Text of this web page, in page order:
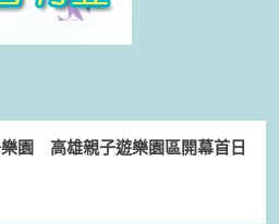
園 高雄親子遊樂園區開幕首日